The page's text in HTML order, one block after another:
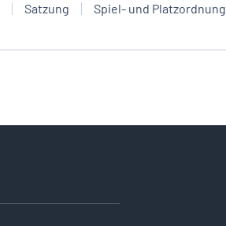
Satzung Spiel- und Platzordnung